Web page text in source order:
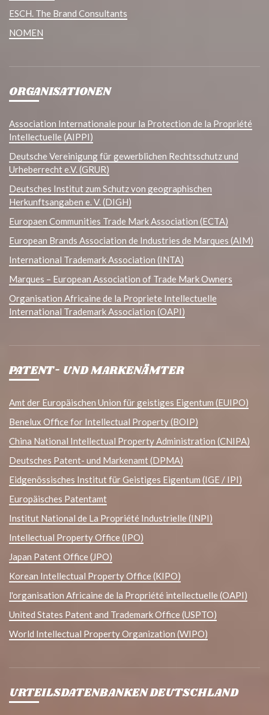
ESCH. The Brand Consultants
NOMEN
ORGANISATIONEN
Association Internationale pour la Protection de la Propriété
Intellectuelle (AIPPI)
Deutsche Vereinigung für gewerblichen Rechtsschutz und
Urheberrecht e.V. (GRUR)
Deutsches Institut zum Schutz von geographischen
Herkunftsangaben e. V. (DIGH)
Europaen Communities Trade Mark Association (ECTA)
European Brands Association de Industries de Marques (AIM)
International Trademark Association (INTA)
Marques – European Association of Trade Mark Owners
Organisation Africaine de la Propriete Intellectuelle
International Trademark Association (OAPI)
PATENT- UND MARKENÄMTER
Amt der Europäischen Union für geistiges Eigentum (EUIPO)
Benelux Office for Intellectual Property (BOIP)
China National Intellectual Property Administration (CNIPA)
Deutsches Patent- und Markenamt (DPMA)
Eidgenössisches Institut für Geistiges Eigentum (IGE / IPI)
Europäisches Patentamt
Institut National de La Propriété Industrielle (INPI)
Intellectual Property Office (IPO)
Japan Patent Office (JPO)
Korean Intellectual Property Office (KIPO)
l'organisation Africaine de la Propriété intellectuelle (OAPI)
United States Patent and Trademark Office (USPTO)
World Intellectual Property Organization (WIPO)
URTEILSDATENBANKEN DEUTSCHLAND